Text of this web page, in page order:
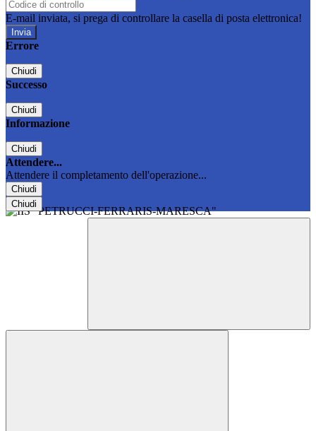
E-mail inviata, si prega di controllare la casella di posta elettronica!
Errore
Chiudi
Successo
Chiudi
Informazione
Chiudi
Attendere...
Attendere il completamento dell'operazione...
Chiudi
Chiudi